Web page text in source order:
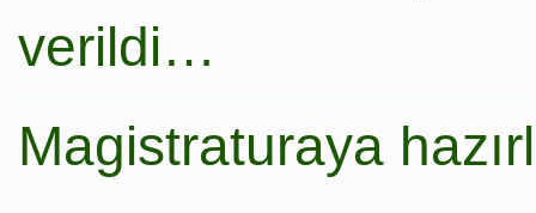
verildi…
Magistraturaya